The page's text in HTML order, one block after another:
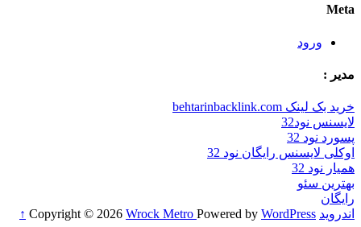
Meta
ورود
مدیر :
خرید بک لینک behtarinbacklink.com
لایسنس نود32
پسورد نود 32
اوکلی لایسنس رایگان نود 32
همیار نود 32
بهترین سئو
رایگان
اندروید
Wrock Metro Powered by WordPress
↑